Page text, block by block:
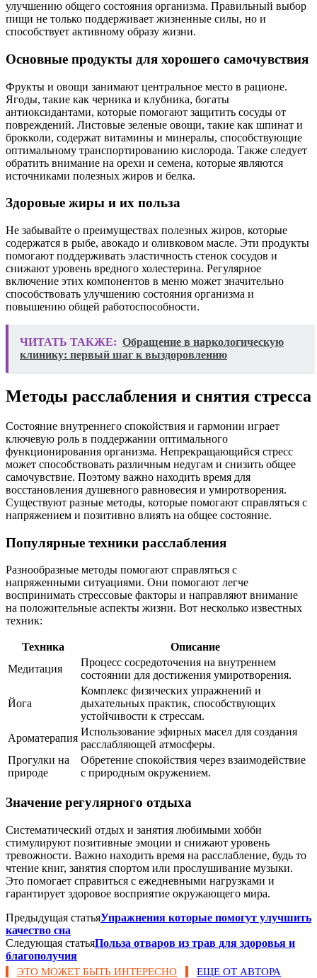
улучшению общего состояния организма. Правильный выбор
пищи не только поддерживает жизненные силы, но и
способствует активному образу жизни.
Основные продукты для хорошего самочувствия
Фрукты и овощи занимают центральное место в рационе.
Ягоды, такие как черника и клубника, богаты
антиоксидантами, которые помогают защитить сосуды от
повреждений. Листовые зеленые овощи, такие как шпинат и
брокколи, содержат витамины и минералы, способствующие
оптимальному транспортированию кислорода. Также следует
обратить внимание на орехи и семена, которые являются
источниками полезных жиров и белка.
Здоровые жиры и их польза
Не забывайте о преимуществах полезных жиров, которые
содержатся в рыбе, авокадо и оливковом масле. Эти продукты
помогают поддерживать эластичность стенок сосудов и
снижают уровень вредного холестерина. Регулярное
включение этих компонентов в меню может значительно
способствовать улучшению состояния организма и
повышению общей работоспособности.
ЧИТАТЬ ТАКЖЕ: Обращение в наркологическую
клинику: первый шаг к выздоровлению
Методы расслабления и снятия стресса
Состояние внутреннего спокойствия и гармонии играет
ключевую роль в поддержании оптимального
функционирования организма. Непрекращающийся стресс
может способствовать различным недугам и снизить общее
самочувствие. Поэтому важно находить время для
восстановления душевного равновесия и умиротворения.
Существуют разные методы, которые помогают справляться с
напряжением и позитивно влиять на общее состояние.
Популярные техники расслабления
Разнообразные методы помогают справляться с
напряженными ситуациями. Они помогают легче
воспринимать стрессовые факторы и направляют внимание
на положительные аспекты жизни. Вот несколько известных
техник:
Техника
Описание
Медитация
Процесс сосредоточения на внутреннем
состоянии для достижения умиротворения.
Йога
Комплекс физических упражнений и
дыхательных практик, способствующих
устойчивости к стрессам.
Ароматерапия
Использование эфирных масел для создания
расслабляющей атмосферы.
Прогулки на
природе
Обретение спокойствия через взаимодействие
с природным окружением.
Значение регулярного отдыха
Систематический отдых и занятия любимыми хобби
стимулируют позитивные эмоции и снижают уровень
тревожности. Важно находить время на расслабление, будь то
чтение книг, занятия спортом или прослушивание музыки.
Это помогает справиться с ежедневными нагрузками и
гарантирует здоровое восприятие окружающего мира.
Предыдущая статьяУпражнения которые помогут улучшить
качество сна
Следующая статьяПольза отваров из трав для здоровья и
благополучия
ЭТО МОЖЕТ БЫТЬ ИНТЕРЕСНО ЕЩЕ ОТ АВТОРА